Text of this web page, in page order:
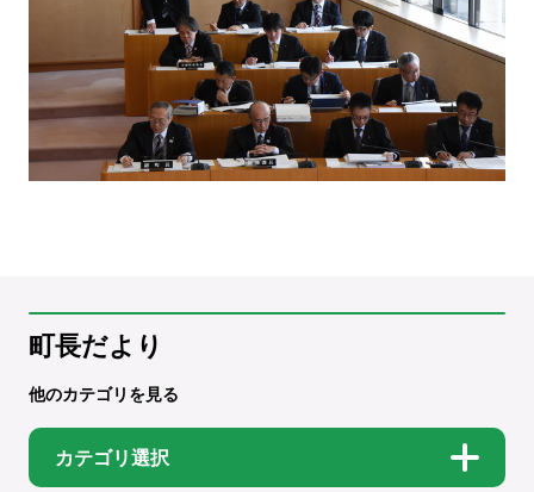
町長だより
他のカテゴリを見る
カテゴリ選択